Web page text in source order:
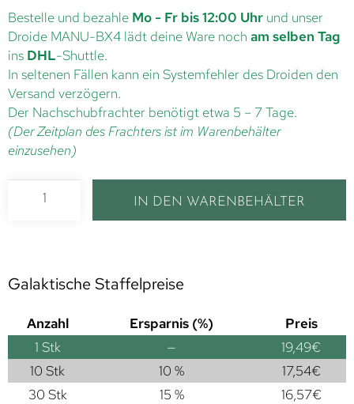
Bestelle und bezahle Mo - Fr bis 12:00 Uhr und unser
Droide MANU-BX4 lädt deine Ware noch am selben Tag
ins DHL-Shuttle.
In seltenen Fällen kann ein Systemfehler des Droiden den
Versand verzögern.
Der Nachschubfrachter benötigt etwa 5 – 7 Tage.
(Der Zeitplan des Frachters ist im Warenbehälter
einzusehen)
IN DEN WARENBEHÄLTER
Galaktische Staffelpreise
Anzahl Ersparnis (%)
Preis
1 Stk — 19,49€
10 Stk
10 % 17,54€
30 Stk
15 % 16,57€